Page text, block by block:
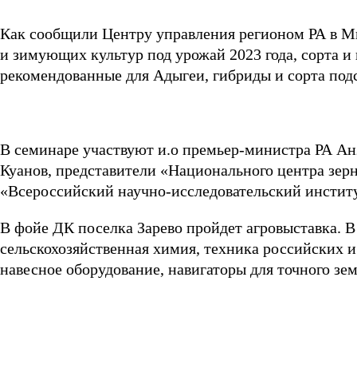
Как сообщили Центру управления регионом РА в
и зимующих культур под урожай 2023 года,
рекомендованные для Адыгеи, гибриды и сорта
В семинаре участвуют и.о премьер-министра РА
Куанов, представители «Национального центра
«Всероссийский научно-исследовательский
В фойе ДК поселка Зарево пройдет агровыставка.
сельскохозяйственная химия, техника
навесное оборудование, навигаторы для точного